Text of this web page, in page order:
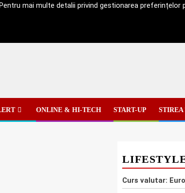
mai multe detalii privind gestionarea preferințelor
ONLINE & HI-TECH START-UP
Curs valutar: